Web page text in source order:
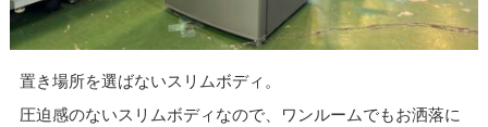
置き場所を選ばないスリムボディ。
圧迫感のないスリムボディなので、ワンルームでもお洒落に